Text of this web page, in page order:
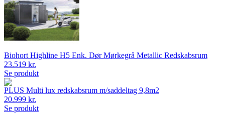
Biohort Highline H5 Enk. Dør Mørkegrå Metallic Redskabsrum
23.519 kr.
Se produkt
PLUS Multi lux redskabsrum m/saddeltag 9,8m2
20.999 kr.
Se produkt